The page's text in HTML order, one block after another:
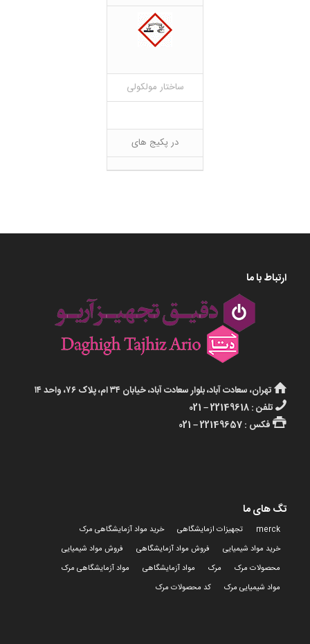
ساختار مولکولی
در پکیج های
ارتباط با ما
تهران، سعادت آباد، بلوار سعادت آباد، خیابان ۳۴ ام، پلاک ۷۶، واحد ۱۴
تلفن : 22149618 – 021
فکس : 22149657 – 021
تگ های ما
merck تجهیزات ازمایشگاهی
خرید مواد آزمایشگاهی مرک
خرید مواد شیمیایی
فروش مواد آزمایشگاهی
فروش مواد شیمیایی
محصولات مرک
مرک مواد آزمایشگاهی
مواد آزمایشگاهی مرک
مواد شیمیایی مرک
کد محصولات مرک